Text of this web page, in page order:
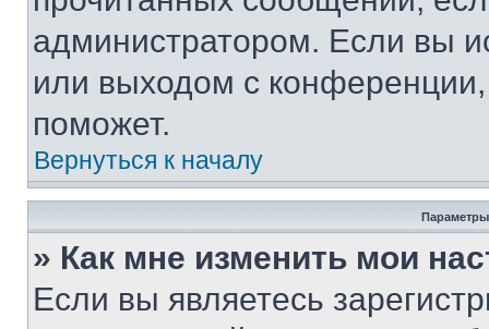
администратором. Если вы
или выходом с
поможет.
Вернуться к началу
Параметры
» Как мне изменить мои
Если вы являетесь